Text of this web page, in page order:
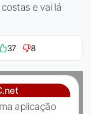
e vai lá
37 8
aplicação